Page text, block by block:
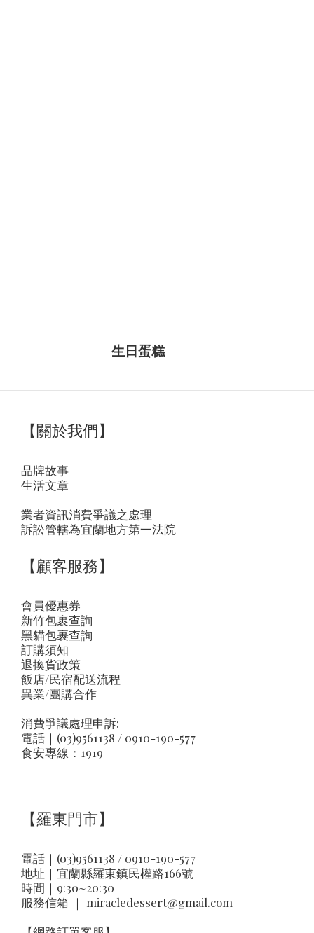
生日蛋糕
【關於我們】
品牌故事
生活文章
業者資訊消費爭議之處理
訴訟管轄為宜蘭地方第一法院
【顧客服務】
會員優惠券
新竹包裹查詢
黑貓包裹查詢
訂購須知
退換貨政策
飯店/民宿配送流程
異業/團購合作
消費爭議處理申訴:
電話｜(03)9561138 / 0910-190-577
食安專線：1919
【羅東門市】
電話｜(03)9561138 / 0910-190-577
地址｜ 宜蘭縣羅東鎮民權路166號
時間｜9:30~20:30
服務信箱 ｜ miracledessert@gmail.com